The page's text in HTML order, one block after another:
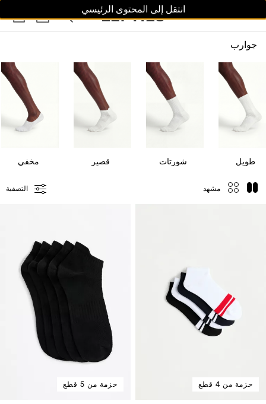
انتقل إلى المحتوى الرئيسي
جوارب
مشهد التصفية
طويل شورتات قصير مخفي
حزمة من 4 قطع حزمة من 5 قطع